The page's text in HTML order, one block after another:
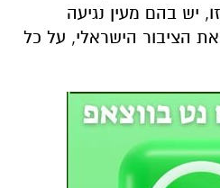
יש בהם מעין נגיעה
הציבור הישראלי, על כל